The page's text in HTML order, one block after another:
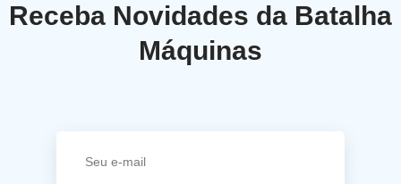
Receba Novidades da Batalha
Máquinas